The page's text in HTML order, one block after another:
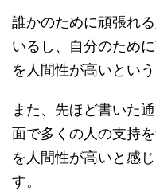
誰かのために頑張れ
いるし、自分のため
を人間性が高いという
また、先ほど書いた
面で多くの人の支持
を人間性が高いと感
す。